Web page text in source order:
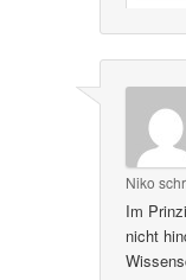
Niko
Im
nicht